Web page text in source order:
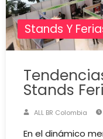
Stands Y
Stands
ALL BR Colombia
En el dinámico